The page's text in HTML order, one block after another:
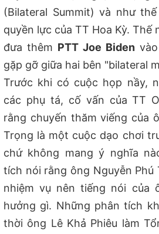
(Bilateral Summit) và như
quyền lực của TT Hoa Kỳ. Thế
đưa thêm PTT Joe Biden
gặp gỡ giữa hai bên "bilateral
Trước khi có cuộc họp nầy,
các phụ tá, cố vấn của TT
rằng chuyến thăm viếng của
Trọng là một cuộc dạo chơi
chứ không mang ý nghĩa
tích nói rằng ông Nguyễn Phú
nhiệm vụ nên tiếng nói của
hưởng gì. Những phân tích
thời ông Lê Khả Phiêu làm